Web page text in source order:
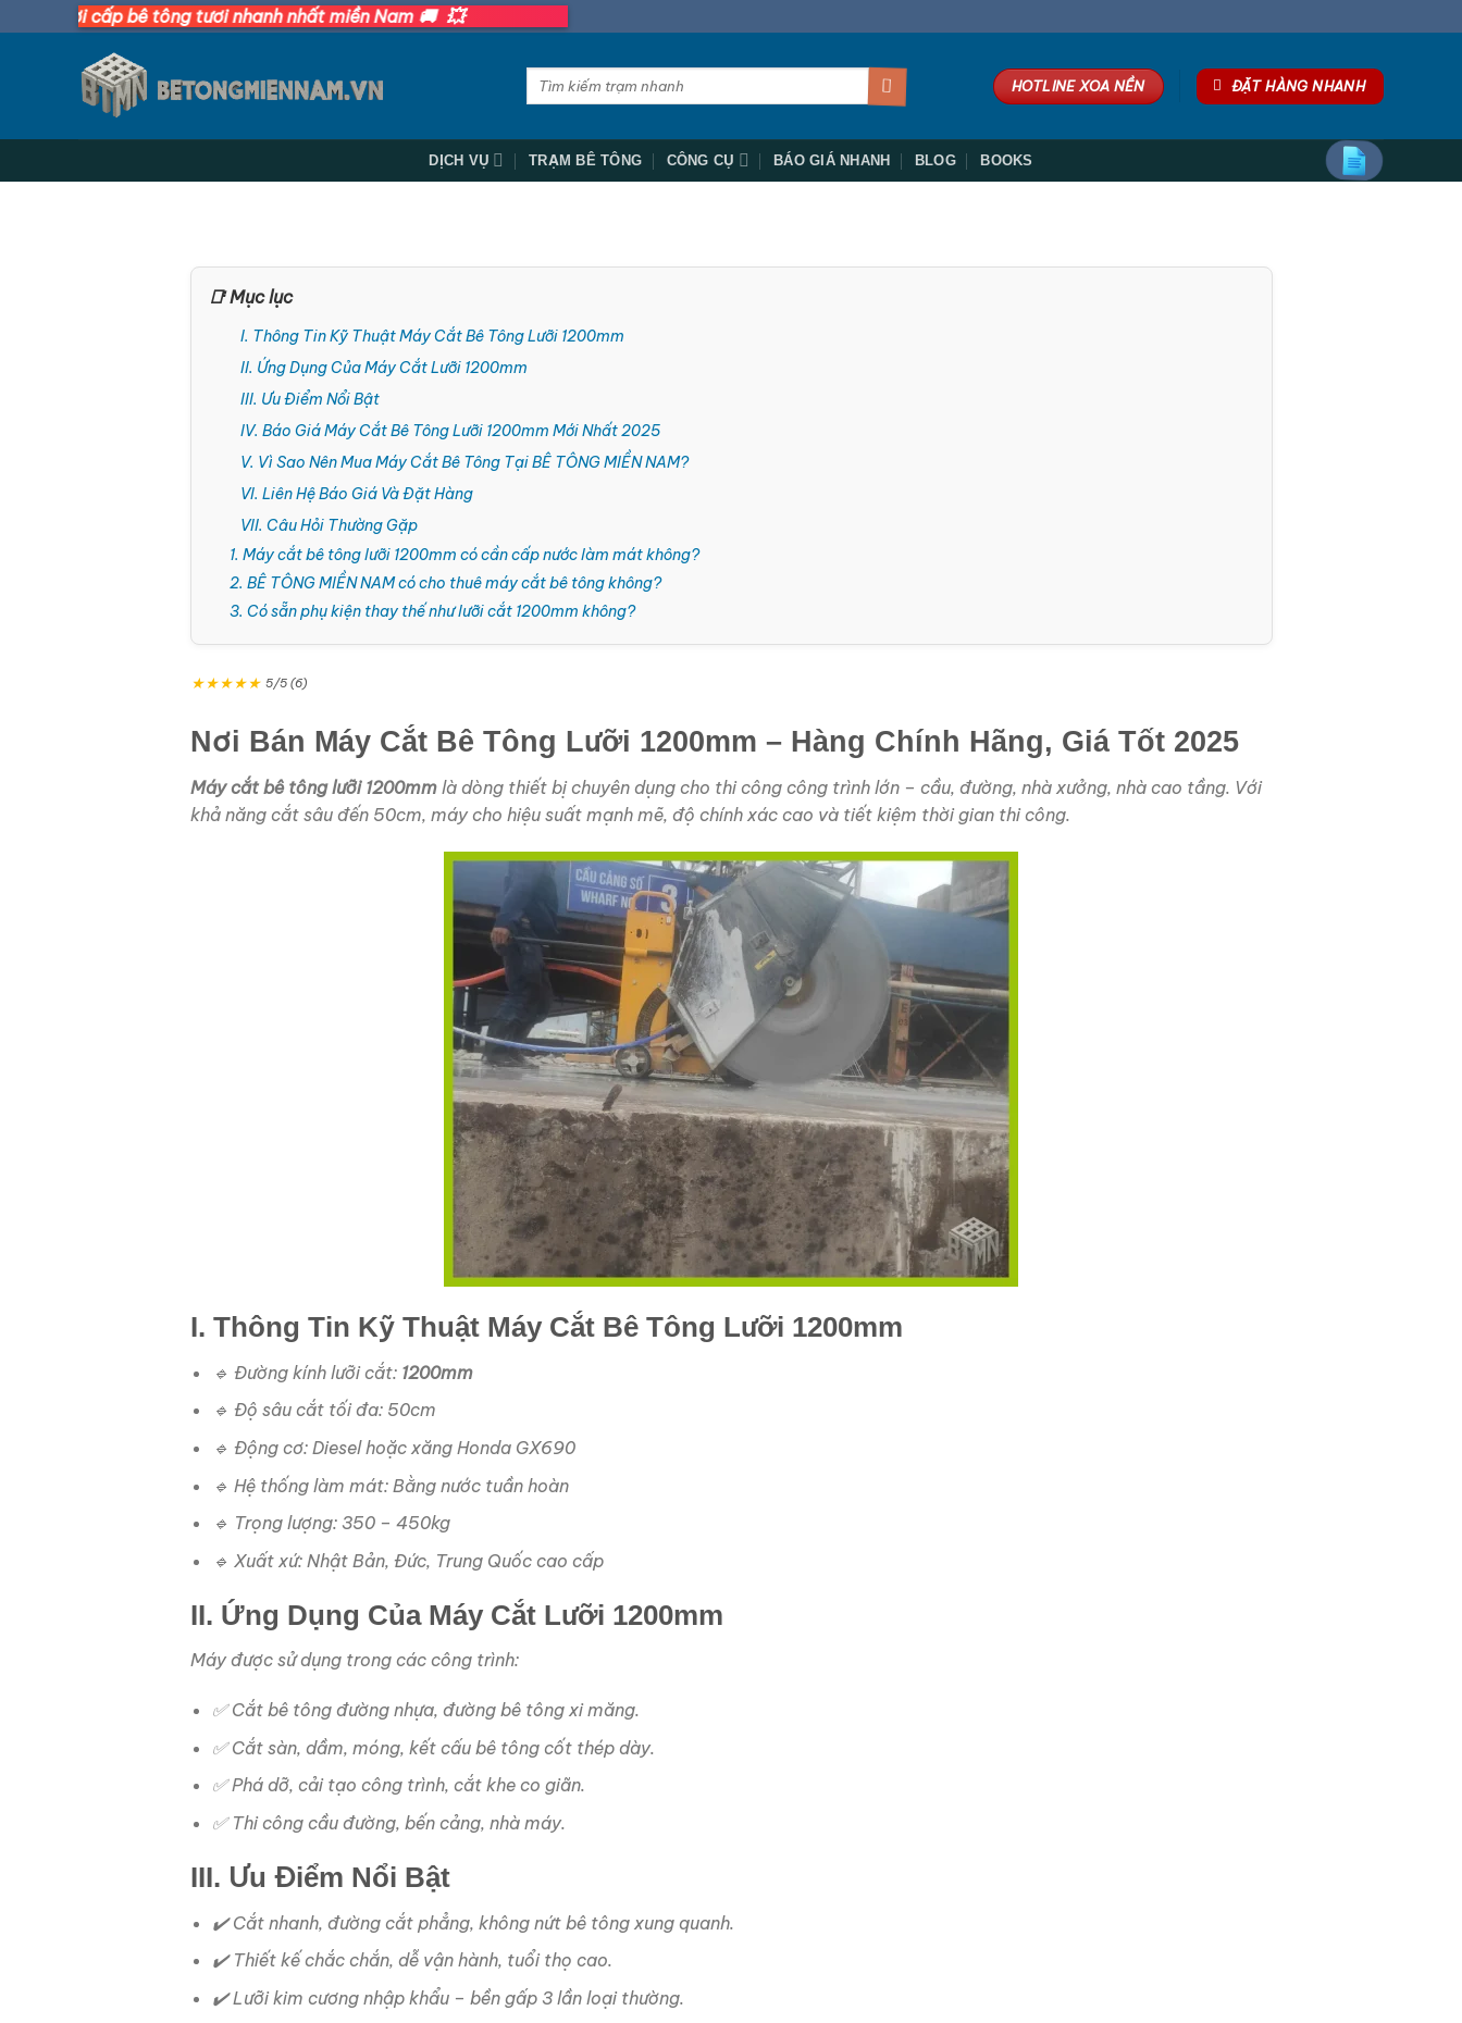
qua
bê tông tươi nhanh nhất miền Nam 🚚 💥
Tìm
HOTLINE XOA NỀN ĐẶT HÀNG NHANH
DỊCH VỤ TRẠM BÊ TÔNG CÔNG CỤ BÁO GIÁ NHANH BLOG BOOKS
📑 Mục lục
I. Thông Tin Kỹ Thuật Máy Cắt Bê Tông Lưỡi 1200mm
II. Ứng Dụng Của Máy Cắt Lưỡi 1200mm
III. Ưu Điểm Nổi Bật
IV. Báo Giá Máy Cắt Bê Tông Lưỡi 1200mm Mới Nhất 2025
V. Vì Sao Nên Mua Máy Cắt Bê Tông Tại BÊ TÔNG MIỀN NAM?
VI. Liên Hệ Báo Giá Và Đặt Hàng
VII. Câu Hỏi Thường Gặp
1. Máy cắt bê tông lưỡi 1200mm có cần cấp nước làm mát không?
2. BÊ TÔNG MIỀN NAM có cho thuê máy cắt bê tông không?
3. Có sẵn phụ kiện thay thế như lưỡi cắt 1200mm không?
★★★★★ 5/5 (6)
Nơi Bán Máy Cắt Bê Tông Lưỡi 1200mm – Hàng Chính Hãng, Giá Tốt 2025
Máy cắt bê tông lưỡi 1200mmlà dòng thiết bị chuyên dụng cho thi công công trình lớn – cầu, đường, nhà xưởng, nhà cao tầng. Với
khả năng cắt sâu đến 50cm, máy cho hiệu suất mạnh mẽ, độ chính xác cao và tiết kiệm thời gian thi công.
I. Thông Tin Kỹ Thuật Máy Cắt Bê Tông Lưỡi 1200mm
🔹 Đường kính lưỡi cắt: 1200mm
🔹 Độ sâu cắt tối đa: 50cm
🔹 Động cơ: Diesel hoặc xăng Honda GX690
🔹 Hệ thống làm mát: Bằng nước tuần hoàn
🔹 Trọng lượng: 350 – 450kg
🔹 Xuất xứ: Nhật Bản, Đức, Trung Quốc cao cấp
II. Ứng Dụng Của Máy Cắt Lưỡi 1200mm
Máy được sử dụng trong các công trình:
✅ Cắt bê tông đường nhựa, đường bê tông xi măng.
✅ Cắt sàn, dầm, móng, kết cấu bê tông cốt thép dày.
✅ Phá dỡ, cải tạo công trình, cắt khe co giãn.
✅ Thi công cầu đường, bến cảng, nhà máy.
III. Ưu Điểm Nổi Bật
✔️ Cắt nhanh, đường cắt phẳng, không nứt bê tông xung quanh.
✔️ Thiết kế chắc chắn, dễ vận hành, tuổi thọ cao.
✔️ Lưỡi kim cương nhập khẩu – bền gấp 3 lần loại thường.